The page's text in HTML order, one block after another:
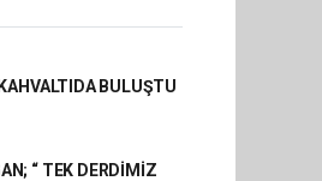
BULUŞTU
“ TEK DERDİMİZ